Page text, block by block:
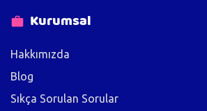
Kurumsal
Hakkımızda
Blog
Sıkça Sorulan Sorular